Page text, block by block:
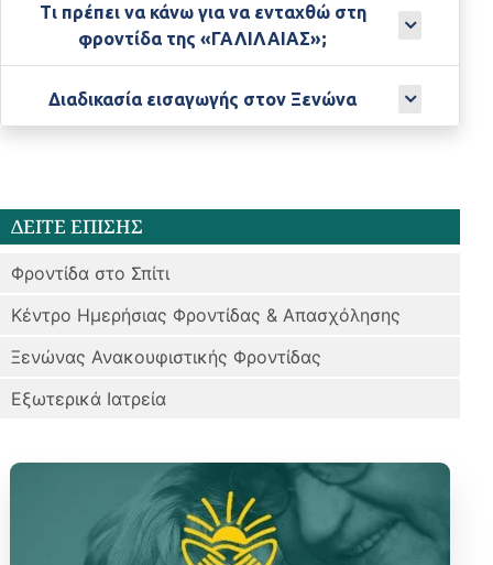
Τι πρέπει να κάνω για να ενταχθώ στη
φροντίδα της «ΓΑΛΙΛΑΙΑΣ»;
Διαδικασία εισαγωγής στον Ξενώνα
ΔΕΙΤΕ ΕΠΙΣΗΣ
Φροντίδα στο Σπίτι
Kέντρο Ημερήσιας Φροντίδας & Απασχόλησης
Ξενώνας Ανακουφιστικής Φροντίδας
Εξωτερικά Ιατρεία